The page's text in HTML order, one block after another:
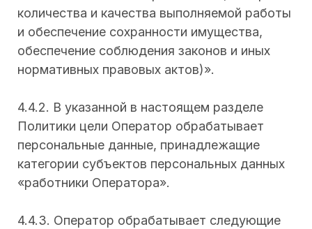
количества и качества выполняемой работы
и обеспечение сохранности имущества,
обеспечение соблюдения законов и иных
нормативных правовых актов)».
4.4.2. В указанной в настоящем разделе
Политики цели Оператор обрабатывает
персональные данные, принадлежащие
категории субъектов персональных данных
«работники Оператора».
4.4.3. Оператор обрабатывает следующие